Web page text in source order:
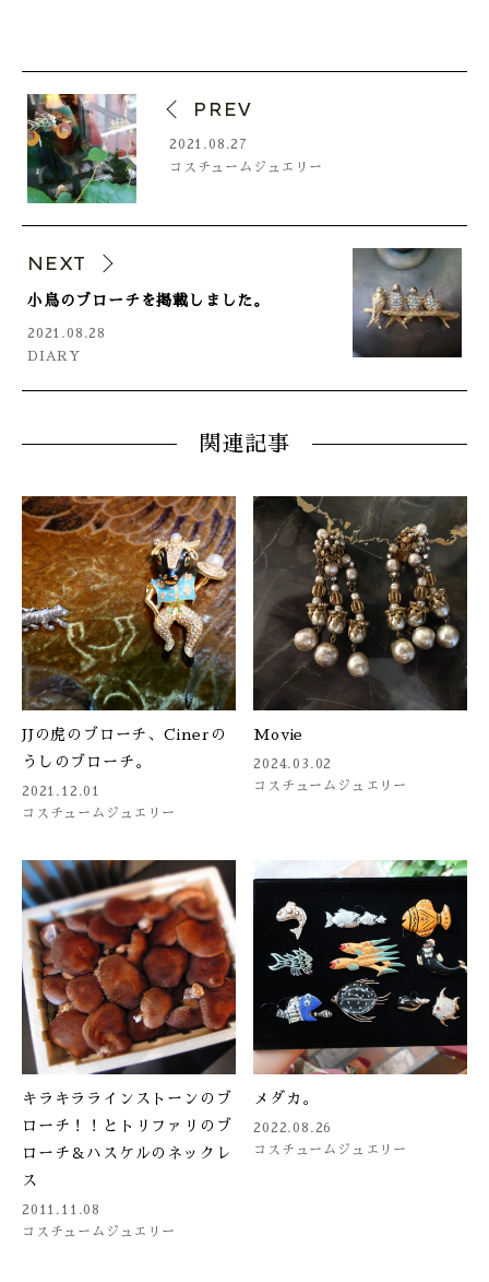
PREV
2021.08.27
コスチュームジュエリー
NEXT
小鳥のブローチを掲載しました。
2021.08.28
DIARY
関連記事
JJの虎のブローチ、Cinerの
うしのブローチ。
2021.12.01
コスチュームジュエリー
Movie
2024.03.02
コスチュームジュエリー
キラキララインストーンのブ
ローチ！！とトリファリのブ
ローチ＆ハスケルのネックレ
ス
2011.11.08
コスチュームジュエリー
メダカ。
2022.08.26
コスチュームジュエリー